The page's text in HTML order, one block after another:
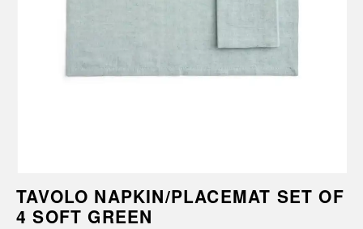
TAVOLO NAPKIN/PLACEMAT SET OF
4 SOFT GREEN